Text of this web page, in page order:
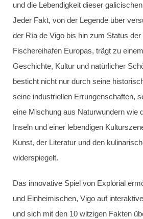
und die Lebendigkeit dieser
Jeder Fakt, von der Legende über
der Ría de Vigo bis hin zum Status
Fischereihafen Europas, trägt zu
Geschichte, Kultur und natürlicher
besticht nicht nur durch seine
seine industriellen Errungenschaften,
eine Mischung aus Naturwundern wie
Inseln und einer lebendigen
Kunst, der Literatur und den
widerspiegelt.
Das innovative Spiel von Explorial
und Einheimischen, Vigo auf
und sich mit den 10 witzigen Fakten